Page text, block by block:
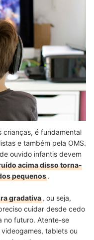
crianças, é fundamental
e também pela OMS.
ouvido infantis devem
acima disso torna-
pequenos.
gradativa, ou seja,
cuidar desde cedo
no futuro. Atente-se
tablets ou